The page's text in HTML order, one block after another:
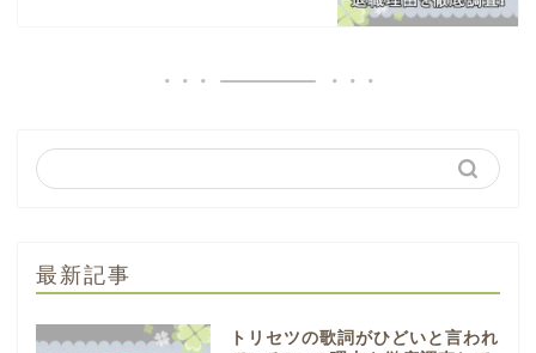
最新記事
トリセツの歌詞がひどいと言われ